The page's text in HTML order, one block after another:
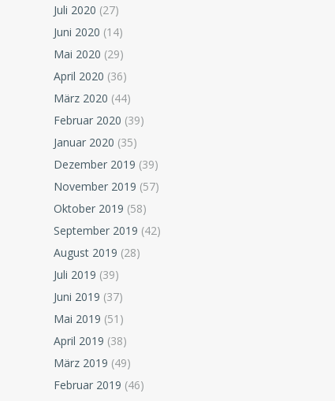
Juli 2020 (27)
Juni 2020 (14)
Mai 2020 (29)
April 2020 (36)
März 2020 (44)
Februar 2020 (39)
Januar 2020 (35)
Dezember 2019 (39)
November 2019 (57)
Oktober 2019 (58)
September 2019 (42)
August 2019 (28)
Juli 2019 (39)
Juni 2019 (37)
Mai 2019 (51)
April 2019 (38)
März 2019 (49)
Februar 2019 (46)